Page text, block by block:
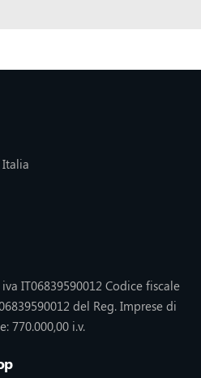
Italia
IT06839590012 Codice fiscale
del Reg. Imprese di
770.000,00 i.v.